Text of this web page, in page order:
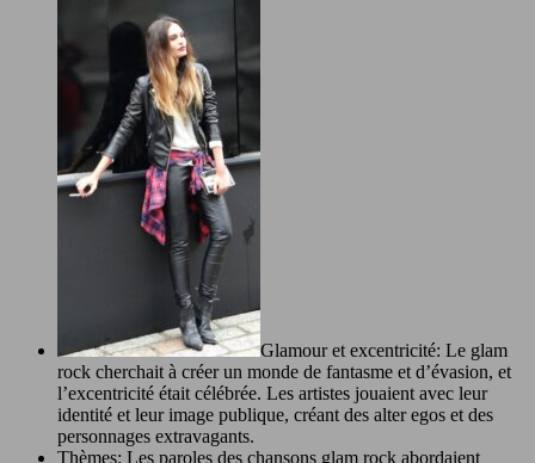
Glamour et excentricité: Le glam
rock cherchait à créer un monde de fantasme et d’évasion, et
l’excentricité était célébrée. Les artistes jouaient avec leur
identité et leur image publique, créant des alter egos et des
personnages extravagants.
Thèmes: Les paroles des chansons glam rock abordaient